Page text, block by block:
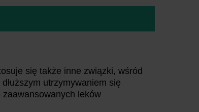
się także inne związki, wśród
utrzymywaniem się
leków